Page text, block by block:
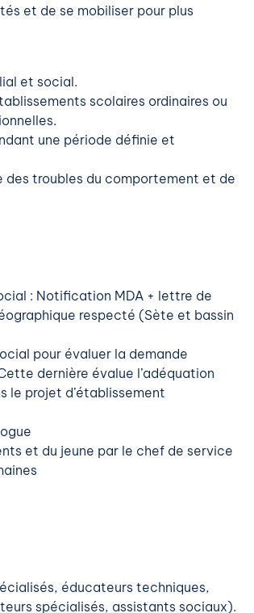
et de se mobiliser pour plus
et social.
scolaires ordinaires ou
une période définie et
troubles du comportement et de
: Notification MDA + lettre de
respecté (Sète et bassin
pour évaluer la demande
dernière évalue l’adéquation
le projet d’établissement
et du jeune par le chef de service
éducateurs techniques,
spécialisés, assistants sociaux).